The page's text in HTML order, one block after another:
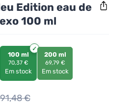
Edition eau de
100 ml
100 ml
70,37 €
Em stock
200 ml
69,79 €
Em stock
91,48€